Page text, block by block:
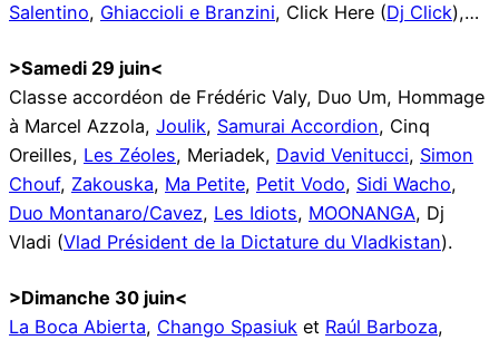
Salentino, Ghiaccioli e Branzini, Click Here (Dj Click),…
>Samedi 29 juin<
Classe accordéon de Frédéric Valy, Duo Um, Hommage
à Marcel Azzola, Joulik, Samurai Accordion, Cinq
Oreilles, Les Zéoles, Meriadek, David Venitucci, Simon
Chouf, Zakouska, Ma Petite, Petit Vodo, Sidi Wacho,
Duo Montanaro/Cavez, Les Idiots, MOONANGA, Dj
Vladi (Vlad Président de la Dictature du Vladkistan).
>Dimanche 30 juin<
La Boca Abierta, Chango Spasiuk et Raúl Barboza,